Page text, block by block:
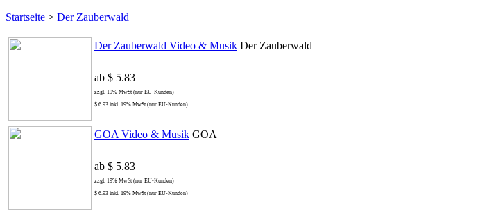
Startseite > Der Zauberwald
Der Zauberwald Video & Musik Der Zauberwald
ab $ 5.83
zzgl. 19% MwSt (nur EU-Kunden)
$ 6.93 inkl. 19% MwSt (nur EU-Kunden)
GOA Video & Musik GOA
ab $ 5.83
zzgl. 19% MwSt (nur EU-Kunden)
$ 6.93 inkl. 19% MwSt (nur EU-Kunden)